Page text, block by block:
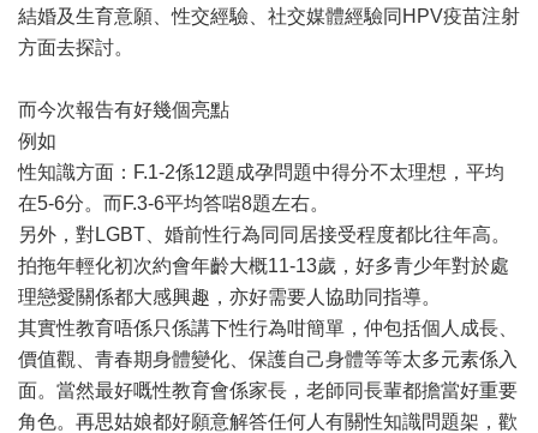
結婚及生育意願、性交經驗、社交媒體經驗同HPV疫苗注射
方面去探討。
而今次報告有好幾個亮點
例如
性知識方面：F.1-2係12題成孕問題中得分不太理想，平均
在5-6分。而F.3-6平均答啱8題左右。
另外，對LGBT、婚前性行為同同居接受程度都比往年高。
拍拖年輕化初次約會年齡大概11-13歲，好多青少年對於處
理戀愛關係都大感興趣，亦好需要人協助同指導。
其實性教育唔係只係講下性行為咁簡單，仲包括個人成長、
價值觀、青春期身體變化、保護自己身體等等太多元素係入
面。當然最好嘅性教育會係家長，老師同長輩都擔當好重要
角色。再思姑娘都好願意解答任何人有關性知識問題架，歡